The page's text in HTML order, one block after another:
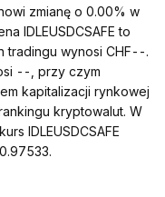
zmianę o 0.00% w
IDLEUSDCSAFE to
tradingu wynosi CHF--.
--, przy czym
kapitalizacji rynkowej
kryptowalut. W
IDLEUSDCSAFE